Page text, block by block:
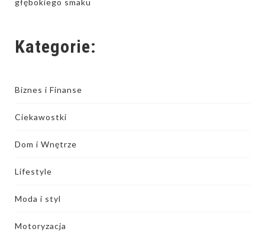
Kategorie:
Biznes i Finanse
Ciekawostki
Dom i Wnętrze
Lifestyle
Moda i styl
Motoryzacja